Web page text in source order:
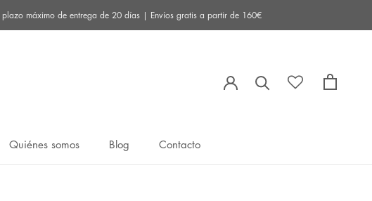
máximo de entrega de 20 días | Envíos gratis a partir de 160€
Quiénes somos
Blog
Contacto